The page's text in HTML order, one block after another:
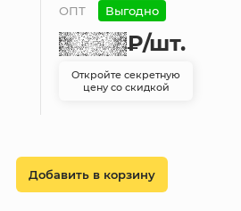
ОПТ Выгодно
₽/шт.
Откройте секретную
цену со скидкой
Добавить в корзину